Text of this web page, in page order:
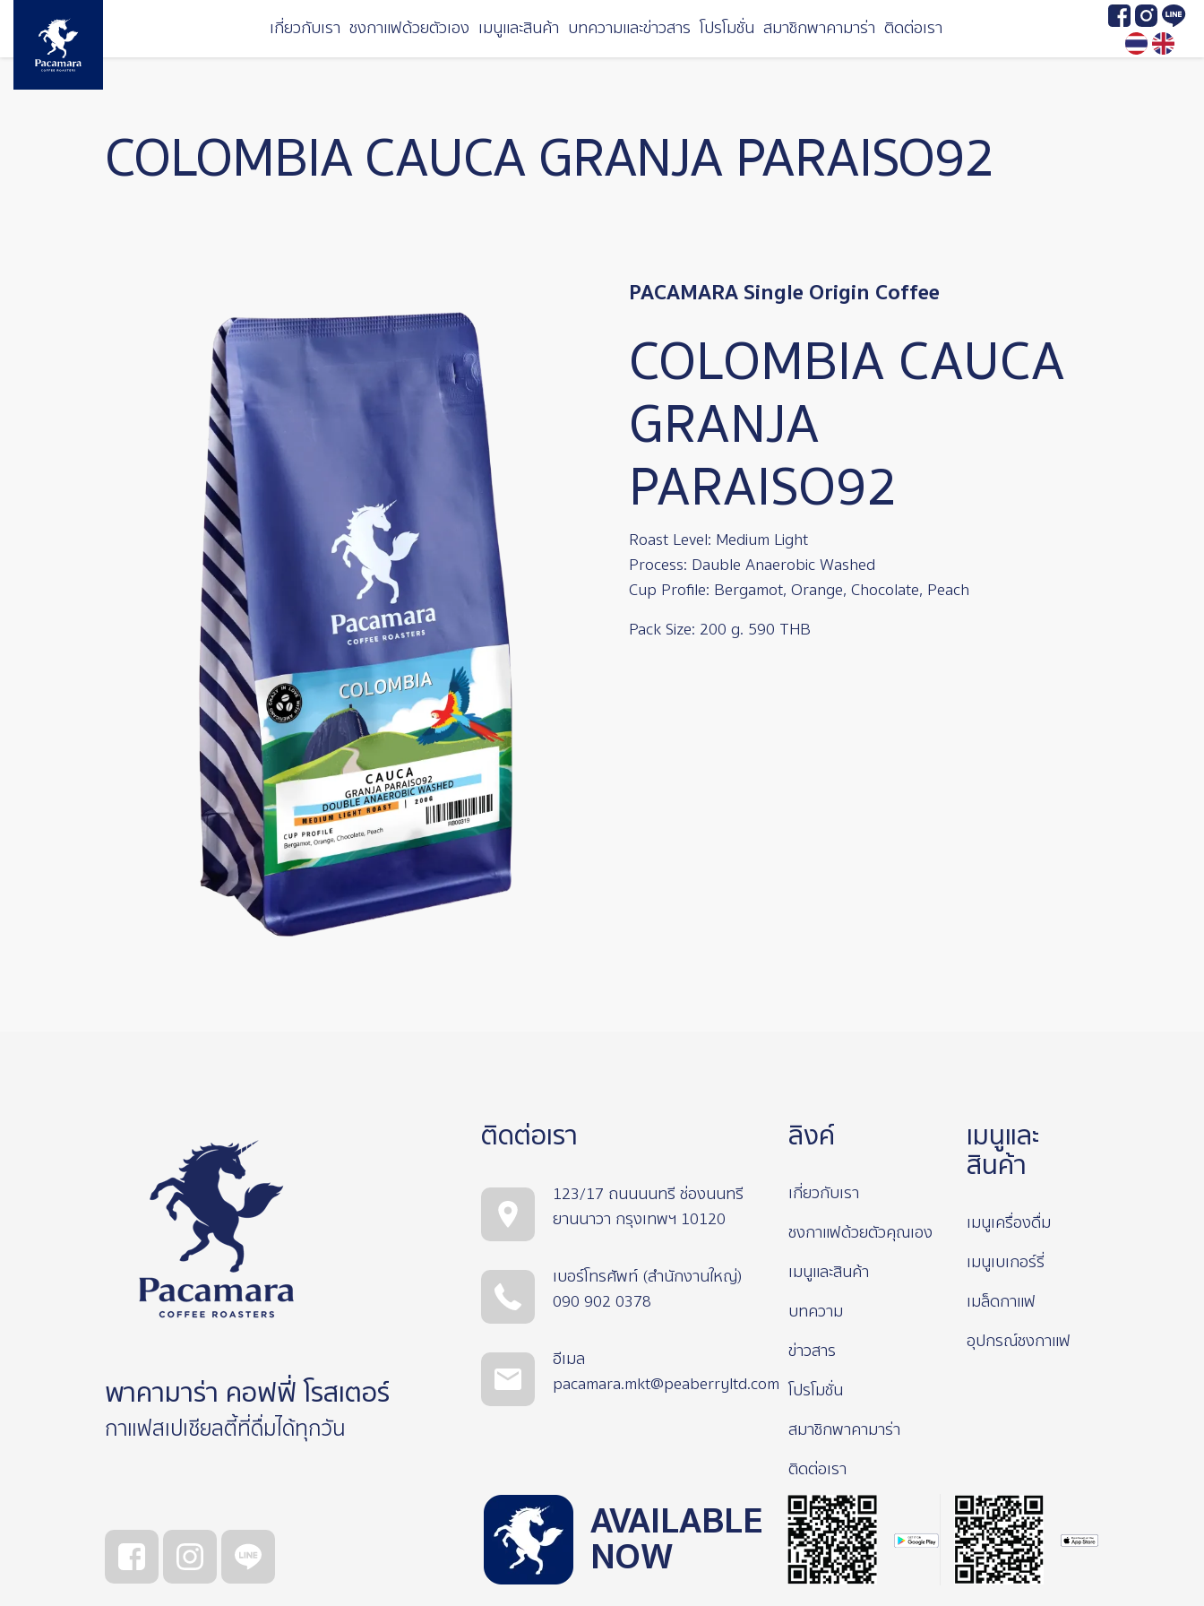
ข้ามไปยังเนื้อหาหลัก
เกี่ยวกับเรา ชงกาแฟด้วยตัวเอง เมนูและสินค้า บทความและข่าวสาร โปรโมชั่น สมาชิกพาคามาร่า ติดต่อเรา
ImageImageImage
COLOMBIA CAUCA GRANJA PARAISO92
PACAMARA Single Origin Coffee
COLOMBIA CAUCA
GRANJA
PARAISO92
Roast Level: Medium Light
Process: Dauble Anaerobic Washed
Cup Profile: Bergamot, Orange, Chocolate, Peach
Pack Size: 200 g. 590 THB
พาคามาร่า คอฟฟี่ โรสเตอร์
กาแฟสเปเชียลตี้ที่ดื่มได้ทุกวัน
ติดต่อเรา
123/17 ถนนนนทรี ช่องนนทรี
ยานนาวา กรุงเทพฯ 10120
เบอร์โทรศัพท์ (สำนักงานใหญ่)
090 902 0378
อีเมล
pacamara.mkt@peaberryltd.com
ลิงค์
เกี่ยวกับเรา
ชงกาแฟด้วยตัวคุณเอง
เมนูและสินค้า
บทความ
ข่าวสาร
โปรโมชั่น
สมาชิกพาคามาร่า
ติดต่อเรา
เมนูและ
สินค้า
เมนูเครื่องดื่ม
เมนูเบเกอร์รี่
เมล็ดกาแฟ
อุปกรณ์ชงกาแฟ
AVAILABLE
NOW